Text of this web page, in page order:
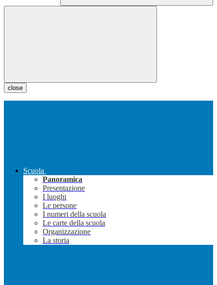
close
Scuola
Panoramica
Presentazione
I luoghi
Le persone
I numeri della scuola
Le carte della scuola
Organizzazione
La storia